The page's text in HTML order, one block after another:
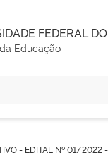
FEDERAL
Educação
- EDITAL Nº 01/2022 -